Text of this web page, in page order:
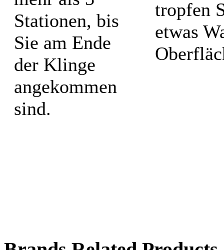
Stationen, bis
Sie am Ende
der Klinge
angekommen
sind.
tropfen
etwas